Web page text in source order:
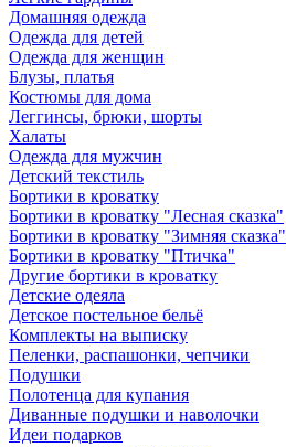
Домашняя одежда
Одежда для детей
Одежда для женщин
Блузы, платья
Костюмы для дома
Леггинсы, брюки, шорты
Халаты
Одежда для мужчин
Детский текстиль
Бортики в кроватку
Бортики в кроватку "Лесная сказка"
Бортики в кроватку "Зимняя сказка"
Бортики в кроватку "Птичка"
Другие бортики в кроватку
Детские одеяла
Детское постельное бельё
Комплекты на выписку
Пеленки, распашонки, чепчики
Подушки
Полотенца для купания
Диванные подушки и наволочки
Идеи подарков